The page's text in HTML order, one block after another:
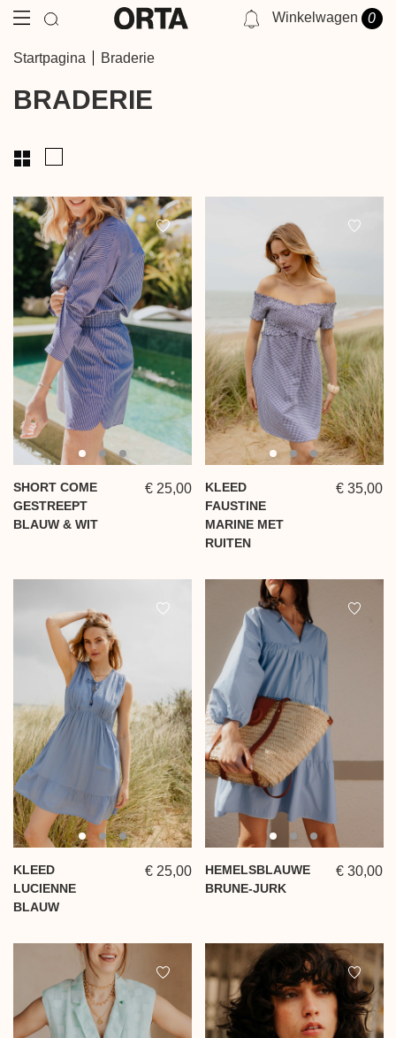
NOTIFICATIES
Winkelwagen 0
Startpagina Braderie
BRADERIE
SHORT COME
GESTREEPT
BLAUW & WIT
€ 25,00
KLEED
FAUSTINE
MARINE MET
RUITEN
€ 35,00
KLEED
LUCIENNE
BLAUW
€ 25,00
HEMELSBLAUWE
BRUNE-JURK
€ 30,00